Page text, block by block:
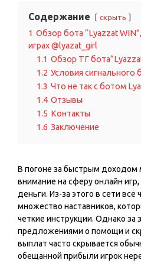
Содержание скрыть
1 Обзор бота “Lyazzat
играх @lyazat_girl
1.1 Обзор ТГ
1.2 Условия сигнального
1.3 Что не так с ботом
1.4 Отзывы
1.5 Контакты
1.6 Заключение
В погоне за быстрым
внимание на сферу онлайн
деньги. Из-за этого в сети все
множество наставников,
четкие инструкции. Однако за
предложениями о помощи и
выплат часто скрывается
обещанной прибыли игрок